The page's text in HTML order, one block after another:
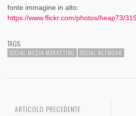
fonte immagine in alto:
https://www.flickr.com/photos/heap73/
TAGS:
SOCIAL MEDIA MARKETING SOCIAL NETWORK
ARTICOLO PRECEDENTE